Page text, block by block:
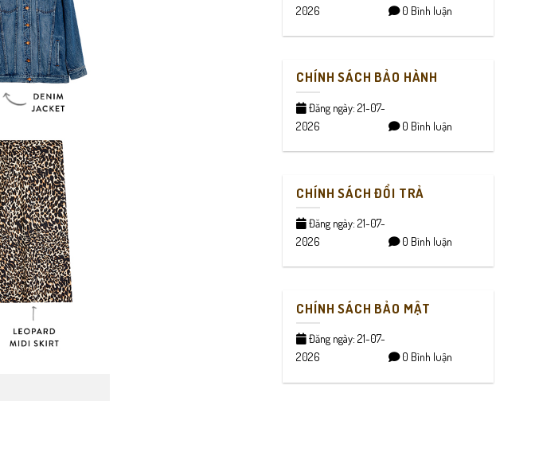
2026
0 Bình luận
CHÍNH SÁCH BẢO HÀNH
Đăng ngày: 21-07-
2026
0 Bình luận
CHÍNH SÁCH ĐỔI TRẢ
Đăng ngày: 21-07-
2026
0 Bình luận
CHÍNH SÁCH BẢO MẬT
Đăng ngày: 21-07-
2026
0 Bình luận